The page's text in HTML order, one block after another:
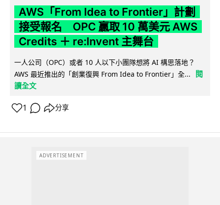
AWS「From Idea to Frontier」計劃
接受報名 OPC 贏取 10 萬美元 AWS
Credits ＋ re:Invent 主舞台
一人公司（OPC）或者 10 人以下小團隊想將 AI 構思落地？
AWS 最近推出的「創業復興 From Idea to Frontier」全...
閱
讀全文
1 分享
ADVERTISEMENT